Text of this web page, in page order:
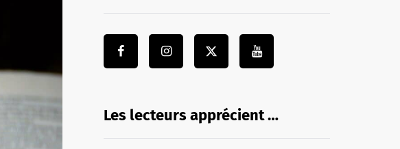
Les lecteurs apprécient …